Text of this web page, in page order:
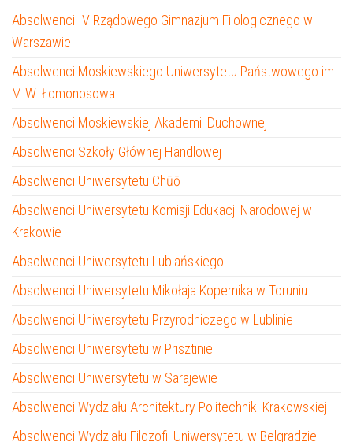
Absolwenci IV Rządowego Gimnazjum Filologicznego w
Warszawie
Absolwenci Moskiewskiego Uniwersytetu Państwowego im.
M.W. Łomonosowa
Absolwenci Moskiewskiej Akademii Duchownej
Absolwenci Szkoły Głównej Handlowej
Absolwenci Uniwersytetu Chūō
Absolwenci Uniwersytetu Komisji Edukacji Narodowej w
Krakowie
Absolwenci Uniwersytetu Lublańskiego
Absolwenci Uniwersytetu Mikołaja Kopernika w Toruniu
Absolwenci Uniwersytetu Przyrodniczego w Lublinie
Absolwenci Uniwersytetu w Prisztinie
Absolwenci Uniwersytetu w Sarajewie
Absolwenci Wydziału Architektury Politechniki Krakowskiej
Absolwenci Wydziału Filozofii Uniwersytetu w Belgradzie